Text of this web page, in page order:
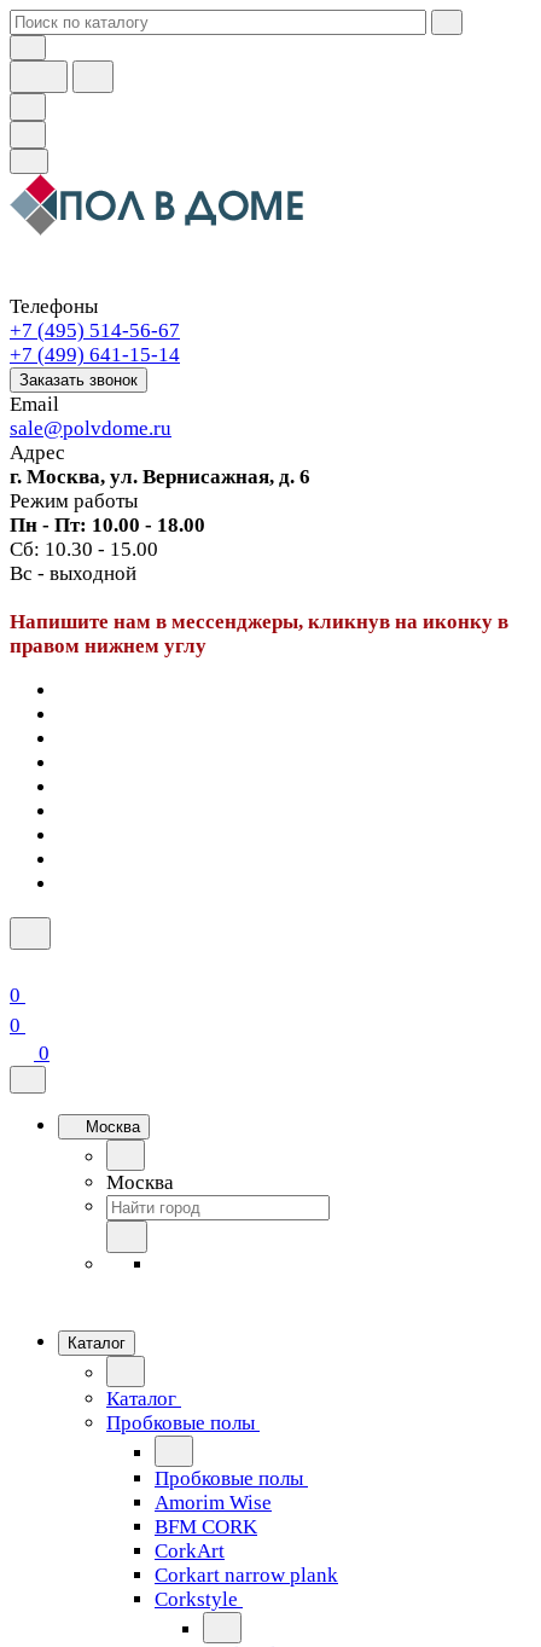
Телефоны
+7 (495) 514-56-67
+7 (499) 641-15-14
Заказать звонок
Email
sale@polvdome.ru
Адрес
г. Москва, ул. Вернисажная, д. 6
Режим работы
Пн - Пт: 10.00 - 18.00
Сб: 10.30 - 15.00
Вс - выходной
Напишите нам в мессенджеры, кликнув на иконку в
правом нижнем углу
0
0
0
Москва
Москва
Каталог
Каталог
Пробковые полы
Пробковые полы
Amorim Wise
BFM CORK
CorkArt
Corkart narrow plank
Corkstyle